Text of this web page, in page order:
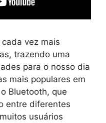
vez mais
trazendo uma
para o nosso dia
mais populares em
Bluetooth, que
entre diferentes
usuários